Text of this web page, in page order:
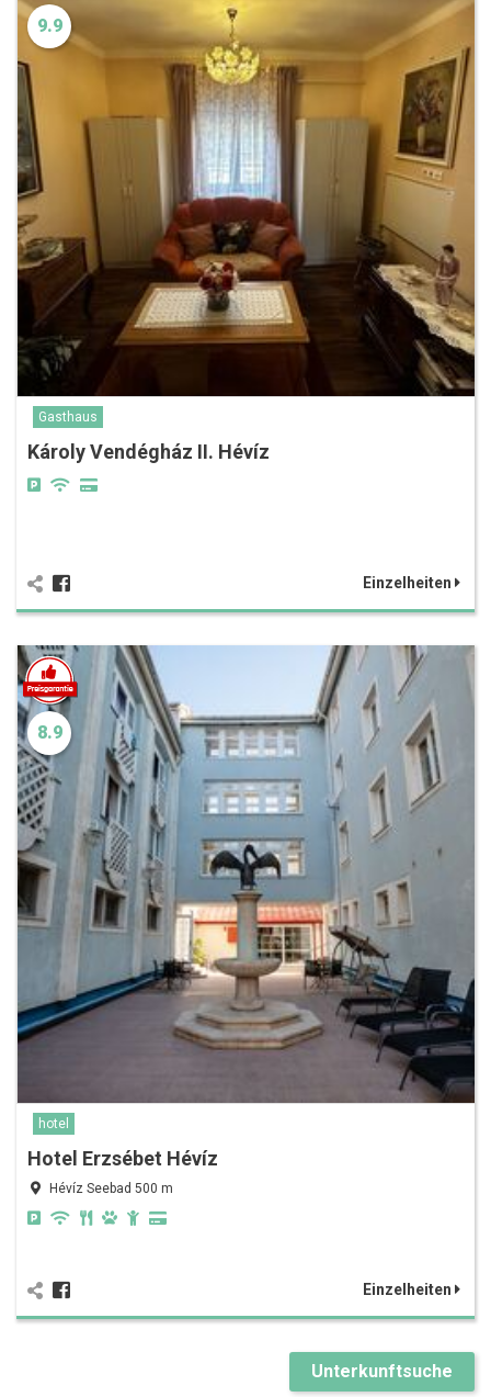
9.9
Gasthaus
Károly Vendégház II. Hévíz
Einzelheiten
8.9
hotel
Hotel Erzsébet Hévíz
Hévíz Seebad 500 m
Einzelheiten
Unterkunftsuche